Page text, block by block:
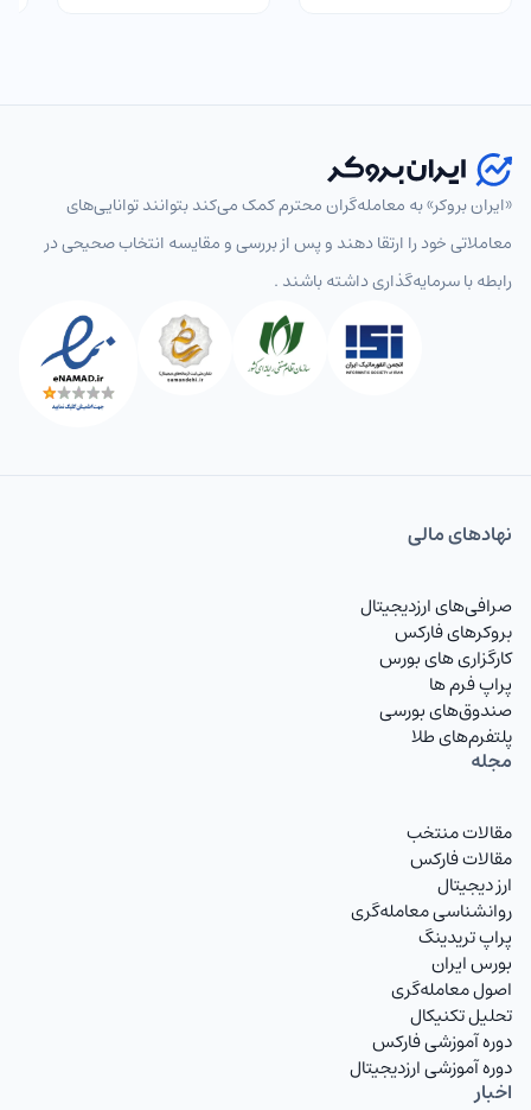
انتخاب نماد
پرطرفدار همه جفت‌ارزهای اصلی جفت‌ارزهای فرعی
GBPUSD
AUDUSD
NZDUSD
USDIRT
EURIRT
GBPIRT پوند انگلیس
CHFIRT
AUDIRT
CADIRT دلار کانادا
«ایران بروکر» به معامله‌گران محترم کمک می‌کند بتوانند توانایی‌های
معاملاتی خود را ارتقا دهند و پس از بررسی و مقایسه انتخاب‌ صحیحی در
رابطه با سرمایه‌گذاری داشته باشند .
نهاد‌های مالی
صرافی‌های ارزدیجیتال
بروکرهای فارکس
کارگزاری های بورس
پراپ فرم ها
صندوق‌های بورسی
پلتفرم‌های طلا
مجله
مقالات منتخب
مقالات فارکس
ارز دیجیتال
روانشناسی معامله‌گری
پراپ تریدینگ
بورس ایران
اصول معامله‌گری
تحلیل تکنیکال
دوره آموزشی فارکس
دوره آموزشی ارزدیجیتال
اخبار